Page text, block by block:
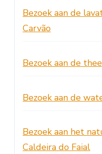
Bezoek aan de
Carvão
Bezoek aan de
Bezoek aan de
Bezoek aan het
Caldeira do Faial